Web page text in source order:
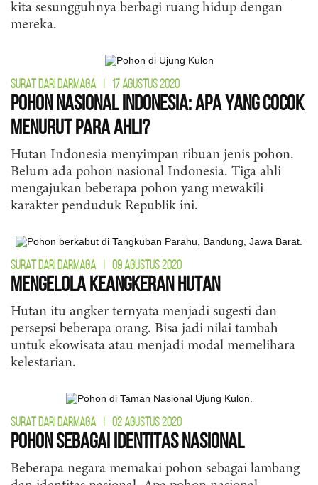
kita sesungguhnya berbagi ruang hidup dengan
mereka.
SURAT DARI DARMAGA 17 AGUSTUS 2020
Pohon Nasional Indonesia: Apa yang Cocok
Menurut Para Ahli?
Hutan Indonesia menyimpan ribuan jenis pohon.
Belum ada pohon nasional Indonesia. Tiga ahli
mengajukan beberapa pohon yang mewakili
karakter penduduk Republik ini.
SURAT DARI DARMAGA 09 AGUSTUS 2020
Mengelola Keangkeran Hutan
Hutan itu angker ternyata menjadi sugesti dan
persepsi beberapa orang. Bisa jadi nilai tambah
untuk ekowisata atau menjadi modal memelihara
kelestarian.
SURAT DARI DARMAGA 02 AGUSTUS 2020
Pohon Sebagai Identitas Nasional
Beberapa negara memakai pohon sebagai lambang